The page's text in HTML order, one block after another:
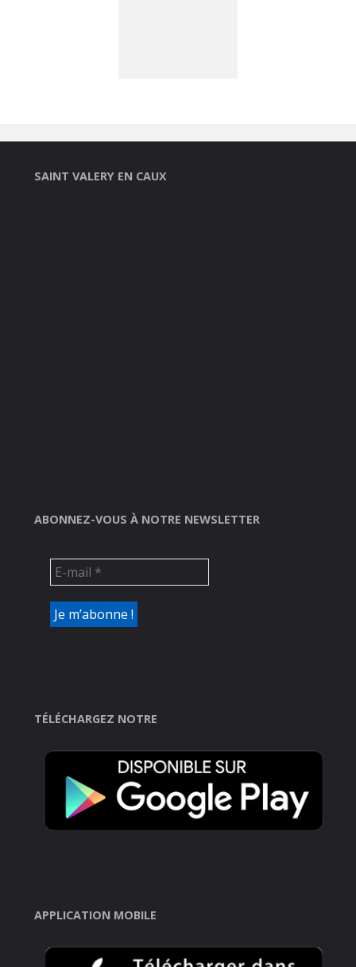
SAINT VALERY EN CAUX
ABONNEZ-VOUS À NOTRE NEWSLETTER
TÉLÉCHARGEZ NOTRE
APPLICATION MOBILE